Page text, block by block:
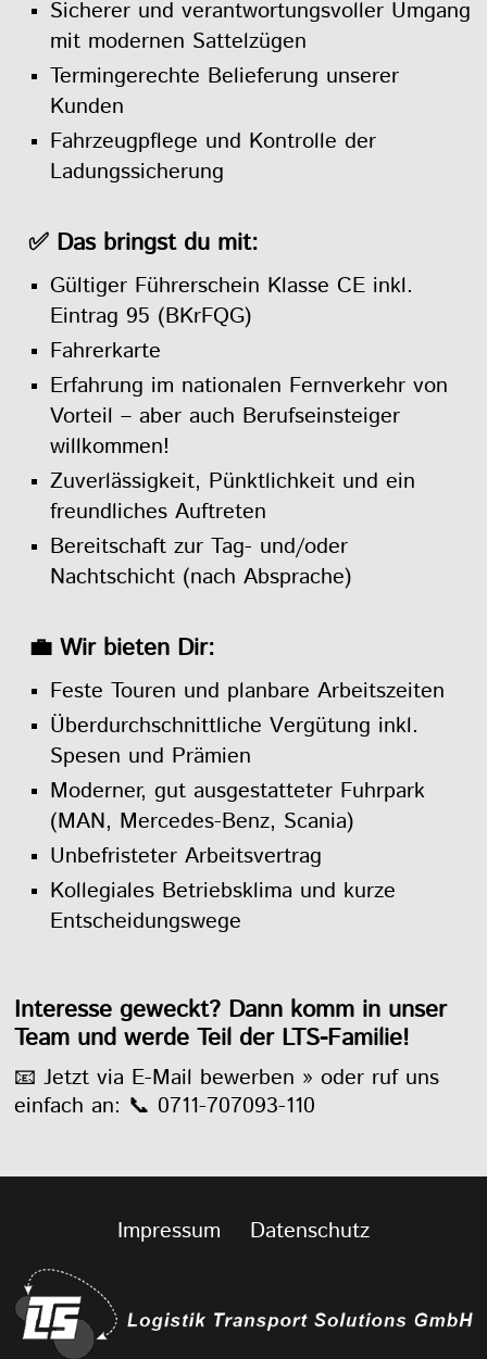
Sicherer und verantwortungsvoller Umgang
mit modernen Sattelzügen
Termingerechte Belieferung unserer
Kunden
Fahrzeugpflege und Kontrolle der
Ladungssicherung
✅ Das bringst du mit:
Gültiger Führerschein Klasse CE inkl.
Eintrag 95 (BKrFQG)
Fahrerkarte
Erfahrung im nationalen Fernverkehr von
Vorteil – aber auch Berufseinsteiger
willkommen!
Zuverlässigkeit, Pünktlichkeit und ein
freundliches Auftreten
Bereitschaft zur Tag- und/oder
Nachtschicht (nach Absprache)
💼 Wir bieten Dir:
Feste Touren und planbare Arbeitszeiten
Überdurchschnittliche Vergütung inkl.
Spesen und Prämien
Moderner, gut ausgestatteter Fuhrpark
(MAN, Mercedes-Benz, Scania)
Unbefristeter Arbeitsvertrag
Kollegiales Betriebsklima und kurze
Entscheidungswege
Interesse geweckt? Dann komm in unser
Team und werde Teil der LTS-Familie!
📧 Jetzt via E-Mail bewerben » oder ruf uns
einfach an: 📞 0711-707093-110
Impressum Datenschutz